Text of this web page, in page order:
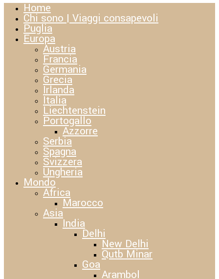
Home
Chi sono | Viaggi consapevoli
Puglia
Europa
Austria
Francia
Germania
Grecia
Irlanda
Italia
Liechtenstein
Portogallo
Azzorre
Serbia
Spagna
Svizzera
Ungheria
Mondo
Africa
Marocco
Asia
India
Delhi
New Delhi
Qutb Minar
Goa
Arambol